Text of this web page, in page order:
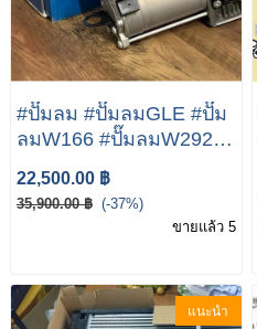
#ปั๊มลม #ปั๊มลมGLE #ปั๊ม
ลมW166 #ปั๊มลมW292
X166 ML GL Class With
ADS MERCEDES ML
AIR Suspension
Compressor PUMP
22,500.00 ฿
35,900.00 ฿ (-37%)
ขายแล้ว 5
แนะนำ